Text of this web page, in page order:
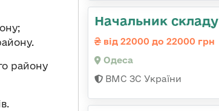
району
Начальник складу
від 22000 до 22000 грн
Одеса
ВМС ЗС України